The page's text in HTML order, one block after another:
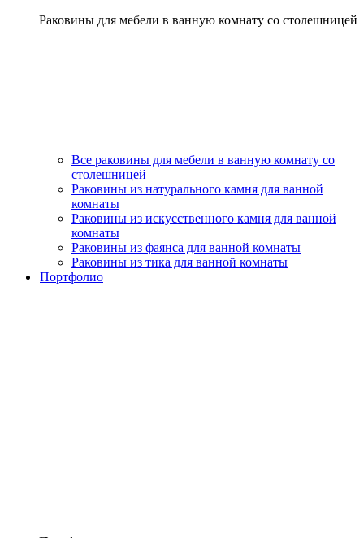
Раковины для мебели в ванную комнату со столешницей
Все раковины для мебели в ванную комнату со
столешницей
Раковины из натурального камня для ванной
комнаты
Раковины из искусственного камня для ванной
комнаты
Раковины из фаянса для ванной комнаты
Раковины из тика для ванной комнаты
Портфолио